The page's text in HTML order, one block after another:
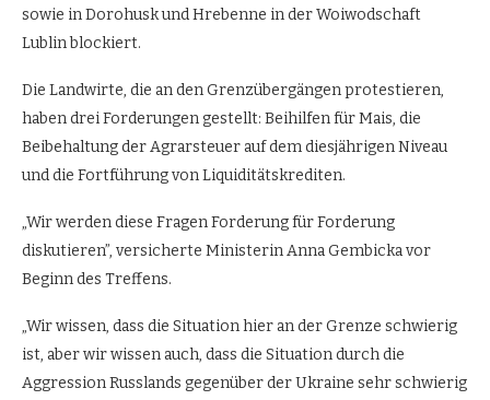
sowie in Dorohusk und Hrebenne in der Woiwodschaft
Lublin blockiert.
Die Landwirte, die an den Grenzübergängen protestieren,
haben drei Forderungen gestellt: Beihilfen für Mais, die
Beibehaltung der Agrarsteuer auf dem diesjährigen Niveau
und die Fortführung von Liquiditätskrediten.
„Wir werden diese Fragen Forderung für Forderung
diskutieren”, versicherte Ministerin Anna Gembicka vor
Beginn des Treffens.
„Wir wissen, dass die Situation hier an der Grenze schwierig
ist, aber wir wissen auch, dass die Situation durch die
Aggression Russlands gegenüber der Ukraine sehr schwierig